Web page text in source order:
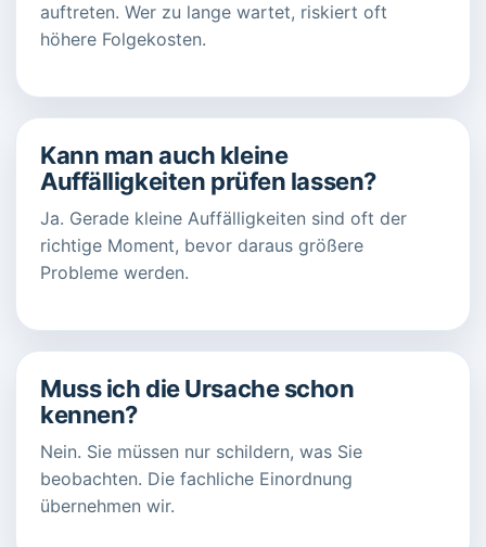
auftreten. Wer zu lange wartet, riskiert oft
höhere Folgekosten.
Kann man auch kleine
Auffälligkeiten prüfen lassen?
Ja. Gerade kleine Auffälligkeiten sind oft der
richtige Moment, bevor daraus größere
Probleme werden.
Muss ich die Ursache schon
kennen?
Nein. Sie müssen nur schildern, was Sie
beobachten. Die fachliche Einordnung
übernehmen wir.